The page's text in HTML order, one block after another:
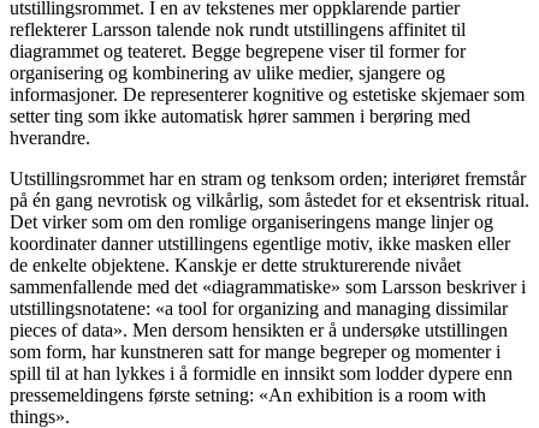
utstillingsrommet. I en av tekstenes mer oppklarende partier
reflekterer Larsson talende nok rundt utstillingens affinitet til
diagrammet og teateret. Begge begrepene viser til former for
organisering og kombinering av ulike medier, sjangere og
informasjoner. De representerer kognitive og estetiske skjemaer som
setter ting som ikke automatisk hører sammen i berøring med
hverandre.
Utstillingsrommet har en stram og tenksom orden; interiøret fremstår
på én gang nevrotisk og vilkårlig, som åstedet for et eksentrisk ritual.
Det virker som om den romlige organiseringens mange linjer og
koordinater danner utstillingens egentlige motiv, ikke masken eller
de enkelte objektene. Kanskje er dette strukturerende nivået
sammenfallende med det «diagrammatiske» som Larsson beskriver i
utstillingsnotatene: «a tool for organizing and managing dissimilar
pieces of data». Men dersom hensikten er å undersøke utstillingen
som form, har kunstneren satt for mange begreper og momenter i
spill til at han lykkes i å formidle en innsikt som lodder dypere enn
pressemeldingens første setning: «An exhibition is a room with
things».